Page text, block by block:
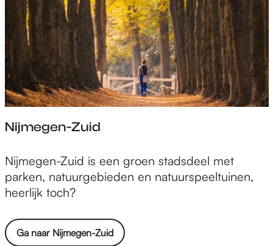
e
n
Nijmegen-Zuid
N
i
j
e
g
Nijmegen-Zuid is een groen stadsdeel met
parken, natuurgebieden en natuurspeeltuinen,
heerlijk toch?
Ga naar Nijmegen-Zuid